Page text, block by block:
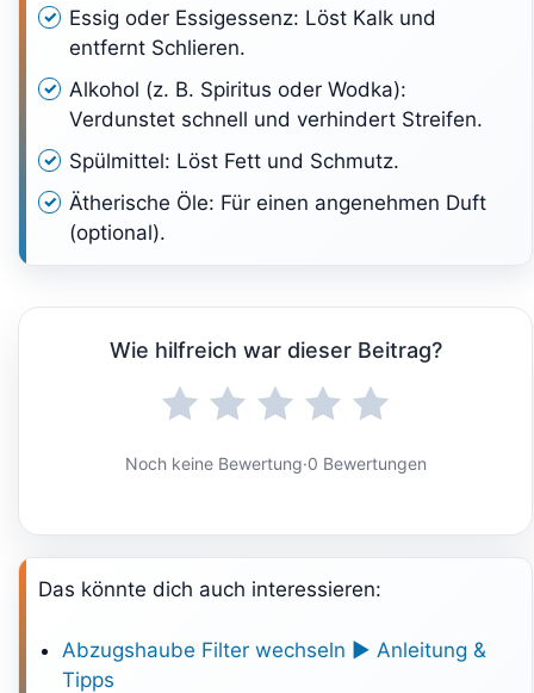
Essig oder Essigessenz: Löst Kalk und
entfernt Schlieren.
Alkohol (z. B. Spiritus oder Wodka):
Verdunstet schnell und verhindert Streifen.
Spülmittel: Löst Fett und Schmutz.
Ätherische Öle: Für einen angenehmen Duft
(optional).
Wie hilfreich war dieser Beitrag?
Noch keine Bewertung·0 Bewertungen
Das könnte dich auch interessieren:
Abzugshaube Filter wechseln ► Anleitung &
Tipps